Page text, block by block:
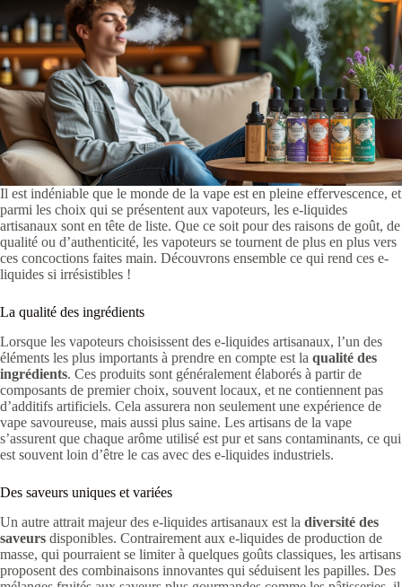
Il est indéniable que le monde de la vape est en pleine effervescence, et
parmi les choix qui se présentent aux vapoteurs, les e-liquides
artisanaux sont en tête de liste. Que ce soit pour des raisons de goût, de
qualité ou d’authenticité, les vapoteurs se tournent de plus en plus vers
ces concoctions faites main. Découvrons ensemble ce qui rend ces e-
liquides si irrésistibles !
La qualité des ingrédients
Lorsque les vapoteurs choisissent des e-liquides artisanaux, l’un des
éléments les plus importants à prendre en compte est la qualité des
ingrédients. Ces produits sont généralement élaborés à partir de
composants de premier choix, souvent locaux, et ne contiennent pas
d’additifs artificiels. Cela assurera non seulement une expérience de
vape savoureuse, mais aussi plus saine. Les artisans de la vape
s’assurent que chaque arôme utilisé est pur et sans contaminants, ce qui
est souvent loin d’être le cas avec des e-liquides industriels.
Des saveurs uniques et variées
Un autre attrait majeur des e-liquides artisanaux est la diversité des
saveurs disponibles. Contrairement aux e-liquides de production de
masse, qui pourraient se limiter à quelques goûts classiques, les artisans
proposent des combinaisons innovantes qui séduisent les papilles. Des